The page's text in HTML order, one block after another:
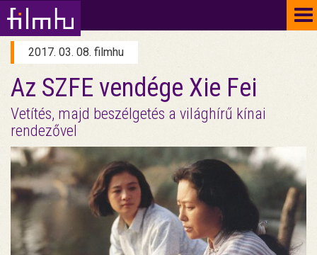
2017. 03. 08. filmhu
Az SZFE vendége Xie Fei
Vetítés, majd beszélgetés a világhírű kínai
rendezővel